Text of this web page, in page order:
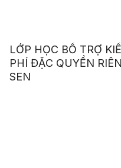
LỚP HỌC BỔ TRỢ
PHÍ ĐẶC QUYỀN
SEN